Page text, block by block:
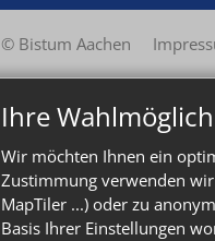
Ihre
Wir möchten Ihnen ein
Zustimmung verwenden
MapTiler ...) oder zu
Basis Ihrer Einstellungen
© Bistum Aachen